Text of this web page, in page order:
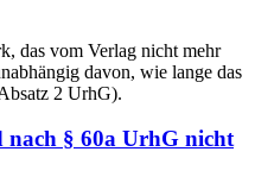
das vom Verlag nicht mehr
davon, wie lange das
2 UrhG).
nach § 60a UrhG nicht